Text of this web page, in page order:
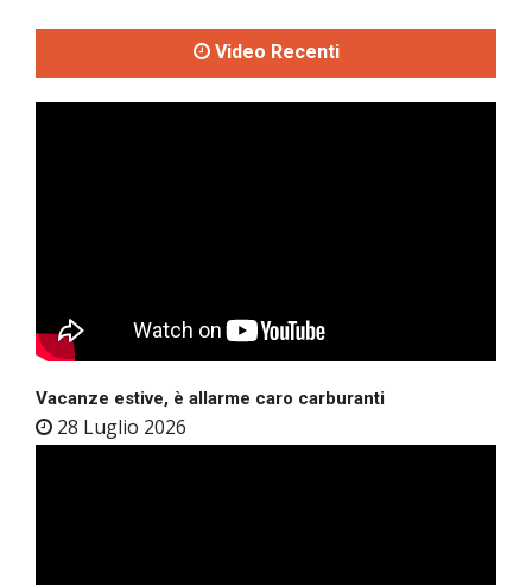
Video Recenti
Vacanze estive, è allarme caro carburanti
28 Luglio 2026